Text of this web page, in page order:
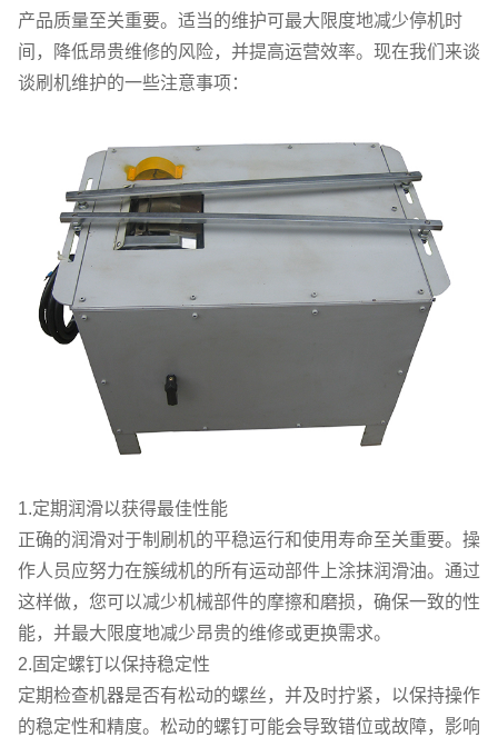
产品质量至关重要。适当的维护可最大限度地减少停机时
间，降低昂贵维修的风险，并提高运营效率。现在我们来谈
谈刷机维护的一些注意事项：
1.定期润滑以获得最佳性能
正确的润滑对于制刷机的平稳运行和使用寿命至关重要。操
作人员应努力在簇绒机的所有运动部件上涂抹润滑油。通过
这样做，您可以减少机械部件的摩擦和磨损，确保一致的性
能，并最大限度地减少昂贵的维修或更换需求。
2.固定螺钉以保持稳定性
定期检查机器是否有松动的螺丝，并及时拧紧，以保持操作
的稳定性和精度。松动的螺钉可能会导致错位或故障，影响